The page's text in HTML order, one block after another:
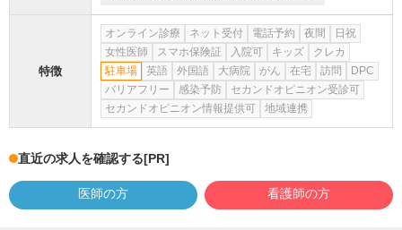
特徴
オンライン診療 ネット受付 電話予約 夜間
日祝
女性医師
スマホ保険証 入院可 キッズ
クレカ
駐車場
英語 外国語 大病院 がん 在宅 訪問
DPC
バリアフリー
感染予防
セカンドオピニオン受診可
セカンドオピニオン情報提供可
地域連携
直近の求人を確認する[PR]
医師の方 看護師の方